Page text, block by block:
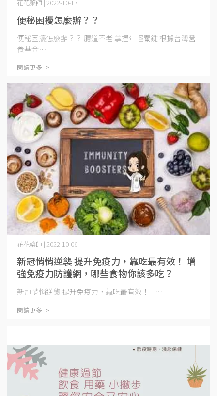
便秘困擾怎麼辦？？
花花藥師 | 2022-10-17
便秘困擾怎麼辦？？ 腸道不老 掌握年輕關鍵 根據台灣營
養基金⋯
閱讀更多 ->
新冠悄悄逆襲 提升免疫力，靠吃最有效！ 增
強免疫力防護網，哪些食物你該多吃？
花花藥師 | 2022-10-06
新冠悄悄逆襲 提升免疫力，靠吃最有效！ ⋯
閱讀更多 ->